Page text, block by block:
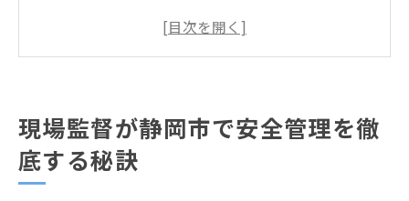
現場監督の安全意識向上に必要な取り組み
安全管理で現場監督が得る信頼と評価
キャリアと年収を伸ばす現場監督の安全対策
現場監督のキャリア形成に役立つ安全対策
現場監督が静岡市で安全管理を徹
底する秘訣